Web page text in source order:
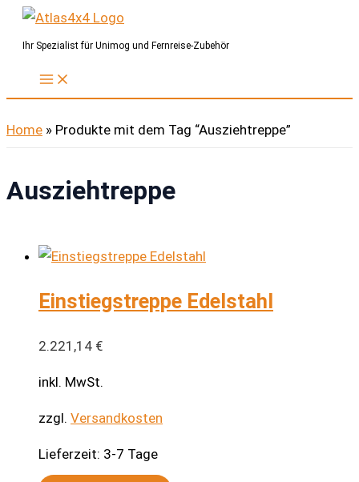
Zum
InhaltIhr Spezialist für Unimog und Fernreise-Zubehör
Home » Produkte mit dem Tag “Ausziehtreppe”
Ausziehtreppe
Einstiegstreppe Edelstahl
2.221,14 €
inkl. MwSt.
zzgl. Versandkosten
Lieferzeit: 3-7 Tage